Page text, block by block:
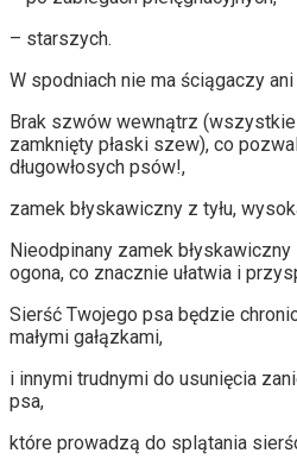
– starszych.
W spodniach nie ma ściągaczy ani
Brak szwów wewnątrz
zamknięty płaski szew), co
długowłosych psów!,
zamek błyskawiczny z tyłu,
Nieodpinany zamek
ogona, co znacznie ułatwia i
Sierść Twojego psa będzie
małymi gałązkami,
i innymi trudnymi do usunięcia
psa,
które prowadzą do splątania